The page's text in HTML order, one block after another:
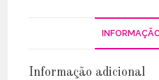
Informação adicional